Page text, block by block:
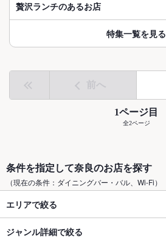
贅沢ランチのあるお店
特集一覧を見る
前へ
1ページ目
全2ページ
条件を指定して奈良のお店を探す
（現在の条件：ダイニングバー・バル、Wi-Fi）
エリアで絞る
ジャンル詳細で絞る